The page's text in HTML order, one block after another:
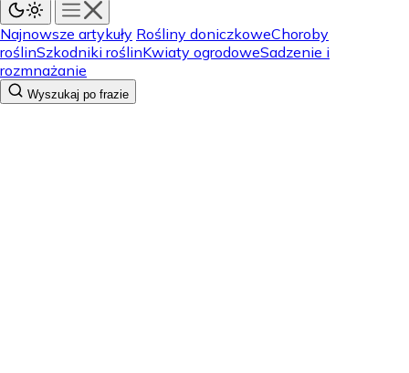
Najnowsze artykuły Rośliny doniczkoweChoroby
roślinSzkodniki roślinKwiaty ogrodoweSadzenie i
rozmnażanie
Wyszukaj po frazie